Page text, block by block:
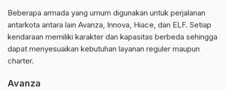
Beberapa armada yang umum digunakan untuk perjalanan
antarkota antara lain Avanza, Innova, Hiace, dan ELF. Setiap
kendaraan memiliki karakter dan kapasitas berbeda sehingga
dapat menyesuaikan kebutuhan layanan reguler maupun
charter.
Avanza